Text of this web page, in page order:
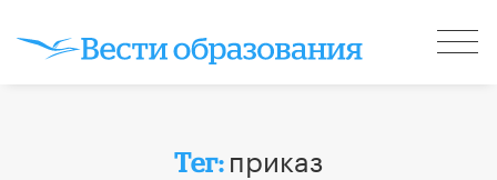
Тег: приказ